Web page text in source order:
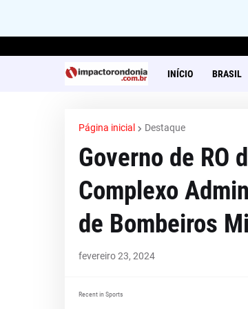
INÍCIO BRASIL
Página inicial Destaque
Governo de RO
Complexo
de Bombeiros
fevereiro 23, 2024
Recent in Sports